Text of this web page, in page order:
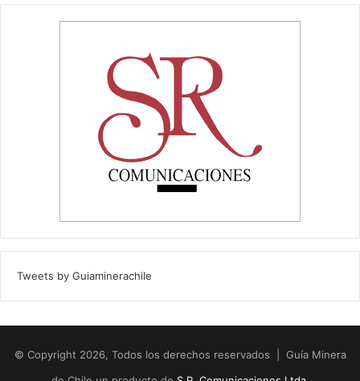
Tweets by Guiaminerachile
© Copyright 2026, Todos los derechos reservados | Guía Minera